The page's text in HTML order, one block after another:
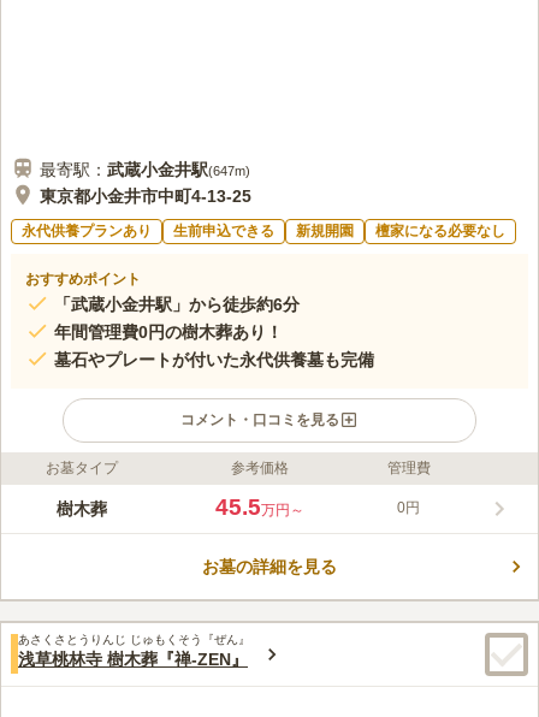
最寄駅： 武蔵小金井駅(647m)
東京都小金井市中町4-13-25
永代供養プランあり 生前申込できる 新規開園 檀家になる必要なし
おすすめポイント
「武蔵小金井駅」から徒歩約6分
年間管理費0円の樹木葬あり！
墓石やプレートが付いた永代供養墓も完備
コメント・口コミを見る
ライフドット編集部のコメント
小金井市に現存する最古の寺院で、約450年余前に開山した金藏
院に、新しく「はけの墓苑」が開苑されました。 最寄り駅の
したい、ふれたい時、いつでもすぐ逢える場所。」をコンセプト
す。 永代供養墓や樹木葬、集合墓、納骨堂など様々なお墓があ
り、金藏院によって末永くご供養されます。 苑内には、どなた
でも巡礼できる四国八十八ケ所「御砂踏み巡礼路」や、ご葬儀の
口コミ評価
みんなの評価
5.0 口コミ
駅から近いお墓ですが、周りは静かな住宅街となっていて、とて
お墓タイプ 参考価格 管理費
樹木葬 45.5万円～ 0円
お墓の詳細を見る
あさくさとうりんじ じゅもくそう『ぜん』
浅草桃林寺 樹木葬『禅-ZEN』